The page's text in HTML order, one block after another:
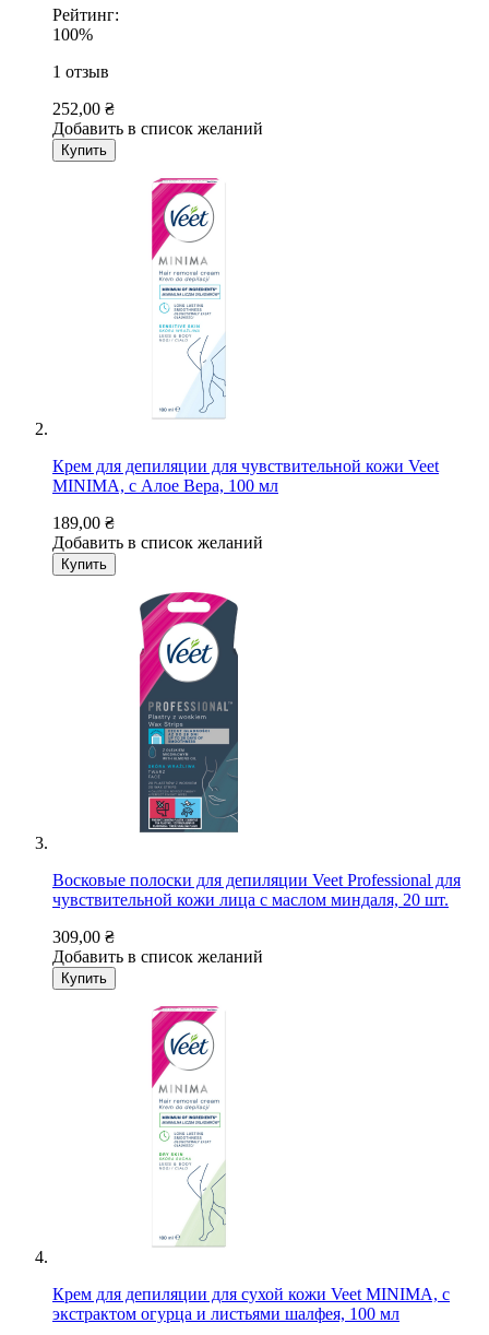
Рейтинг:
100%
1 отзыв
252,00 ₴
Добавить в список желаний
Купить
Крем для депиляции для чувствительной кожи Veet
MINIMA, с Алое Вера, 100 мл
189,00 ₴
Добавить в список желаний
Купить
Восковые полоски для депиляции Veet Professional для
чувствительной кожи лица с маслом миндаля, 20 шт.
309,00 ₴
Добавить в список желаний
Купить
Крем для депиляции для сухой кожи Veet MINIMA, с
экстрактом огурца и листьями шалфея, 100 мл